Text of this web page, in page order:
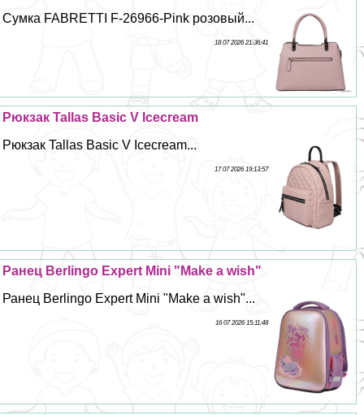
Сумка FABRETTI F-26966-Pink розовый...
18 07 2026 21:36:41
Рюкзак Tallas Basic V Icecream
Рюкзак Tallas Basic V Icecream...
17 07 2026 19:13:57
Ранец Berlingo Expert Mini "Make a wish"
Ранец Berlingo Expert Mini "Make a wish"...
16 07 2026 15:11:48